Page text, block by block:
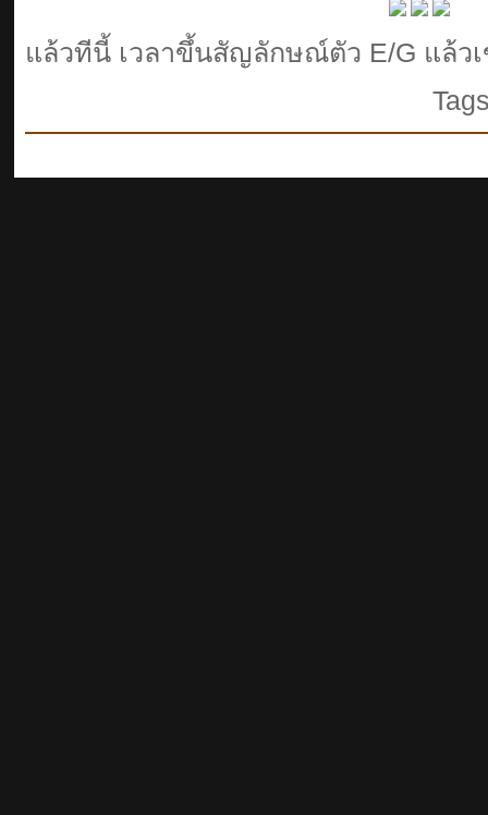
แล้วทีนี้ เวลาขึ้นสัญลักษณ์ตัว E/G แล้ว